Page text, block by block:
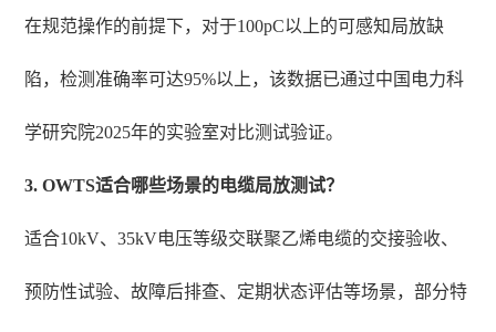
在规范操作的前提下，对于100pC以上的可感知局放缺
陷，检测准确率可达95%以上，该数据已通过中国电力科
学研究院2025年的实验室对比测试验证。
3. OWTS适合哪些场景的电缆局放测试？
适合10kV、35kV电压等级交联聚乙烯电缆的交接验收、
预防性试验、故障后排查、定期状态评估等场景，部分特